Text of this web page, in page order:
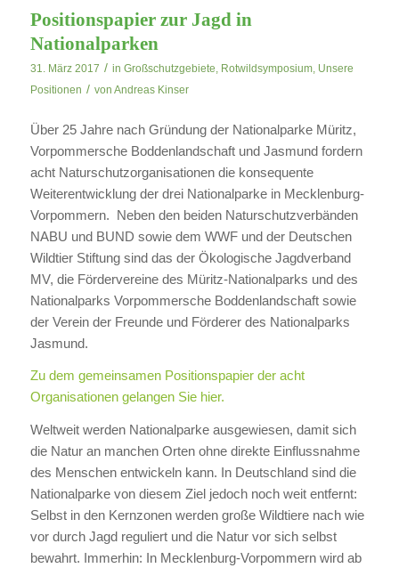
Positionspapier zur Jagd in
Nationalparken
31. März 2017 / in Großschutzgebiete Rotwildsymposium, Unsere
Positionen / von Andreas Kinser
Über 25 Jahre nach Gründung der Nationalparke Müritz,
Vorpommersche Boddenlandschaft und Jasmund fordern
acht Naturschutzorganisationen die konsequente
Weiterentwicklung der drei Nationalparke in Mecklenburg-
Vorpommern. Neben den beiden Naturschutzverbänden
NABU und BUND sowie dem WWF und der Deutschen
Wildtier Stiftung sind das der Ökologische Jagdverband
MV, die Fördervereine des Müritz-Nationalparks und des
Nationalparks Vorpommersche Boddenlandschaft sowie
der Verein der Freunde und Förderer des Nationalparks
Jasmund.
Zu dem gemeinsamen Positionspapier der acht
Organisationen gelangen Sie hier.
Weltweit werden Nationalparke ausgewiesen, damit sich
die Natur an manchen Orten ohne direkte Einflussnahme
des Menschen entwickeln kann. In Deutschland sind die
Nationalparke von diesem Ziel jedoch noch weit entfernt:
Selbst in den Kernzonen werden große Wildtiere nach wie
vor durch Jagd reguliert und die Natur vor sich selbst
bewahrt. Immerhin: In Mecklenburg-Vorpommern wird ab